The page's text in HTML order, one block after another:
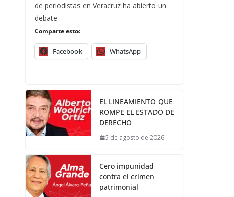
de periodistas en Veracruz ha abierto un
debate
Comparte esto:
Facebook WhatsApp
EL LINEAMIENTO QUE
ROMPE EL ESTADO DE
DERECHO
5 de agosto de 2026
Cero impunidad
contra el crimen
patrimonial